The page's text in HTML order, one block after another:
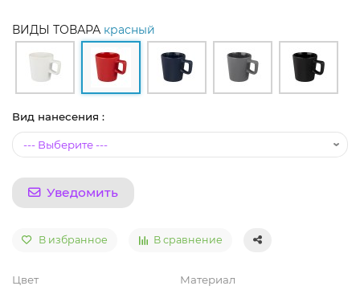
ВИДЫ ТОВАРА красный
Вид нанесения :
Уведомить
В избранное В сравнение
Цвет Материал